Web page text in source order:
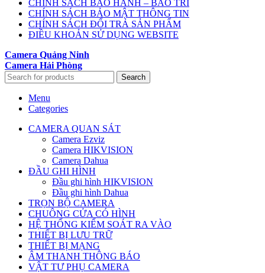
CHÍNH SÁCH BẢO HÀNH – BẢO TRÌ
CHÍNH SÁCH BẢO MẬT THÔNG TIN
CHÍNH SÁCH ĐỔI TRẢ SẢN PHẨM
ĐIỀU KHOẢN SỬ DỤNG WEBSITE
Camera Quảng Ninh
Camera Hải Phòng
Search
Menu
Categories
CAMERA QUAN SÁT
Camera Ezviz
Camera HIKVISION
Camera Dahua
ĐẦU GHI HÌNH
Đầu ghi hình HIKVISION
Đầu ghi hình Dahua
TRỌN BỘ CAMERA
CHUÔNG CỬA CÓ HÌNH
HỆ THỐNG KIỂM SOÁT RA VÀO
THIẾT BỊ LƯU TRỮ
THIẾT BỊ MẠNG
ÂM THANH THÔNG BÁO
VẬT TƯ PHỤ CAMERA